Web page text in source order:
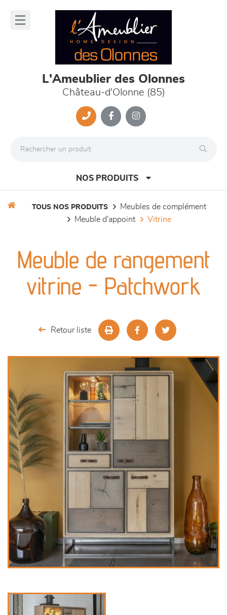
L'Ameublier des Olonnes
Château-d'Olonne (85)
NOS PRODUITS
séjours
meubles de complément
TOUS NOS PRODUITS
meubles de complément
meuble d'appoint
vitrine
Meuble de rangement
vitrine - Patchwork
Retour liste